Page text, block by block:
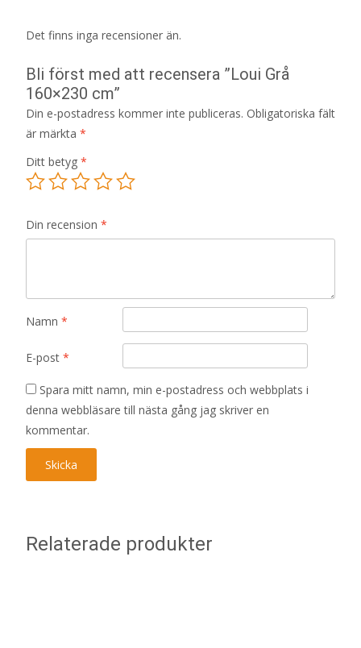
Det finns inga recensioner än.
Bli först med att recensera ”Loui Grå
160×230 cm”
Din e-postadress kommer inte publiceras. Obligatoriska fält
är märkta *
Ditt betyg *
Din recension *
Namn *
E-post *
Spara mitt namn, min e-postadress och webbplats i
denna webbläsare till nästa gång jag skriver en
kommentar.
Relaterade produkter